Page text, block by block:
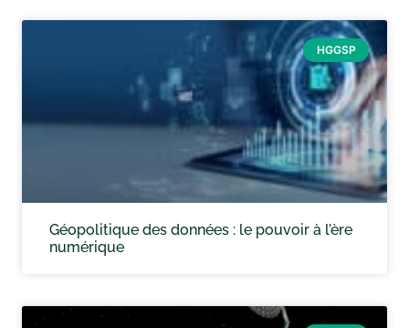
HGGSP
Géopolitique des données : le pouvoir à l’ère
numérique